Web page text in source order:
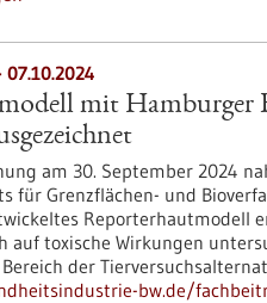
mit Hamburger
am 30. September 2024
für Grenzflächen- und
Reporterhautmodell
auf toxische Wirkungen
der
bw.de/